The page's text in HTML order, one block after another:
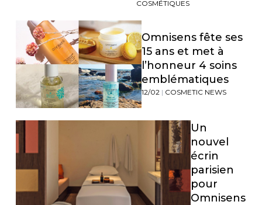
COSMÉTIQUES
Omnisens fête ses
15 ans et met à
l’honneur 4 soins
emblématiques
12/02| COSMETIC NEWS
Un
nouvel
écrin
parisien
pour
Omnisens